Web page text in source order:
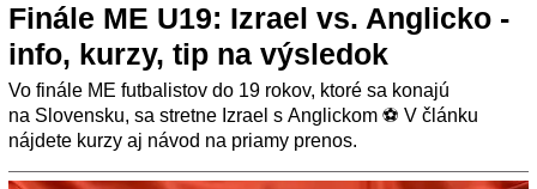
Finále ME U19: Izrael vs. Anglicko -
info, kurzy, tip na výsledok
Vo finále ME futbalistov do 19 rokov, ktoré sa konajú
na Slovensku, sa stretne Izrael s Anglickom ⚽ V článku
nájdete kurzy aj návod na priamy prenos.